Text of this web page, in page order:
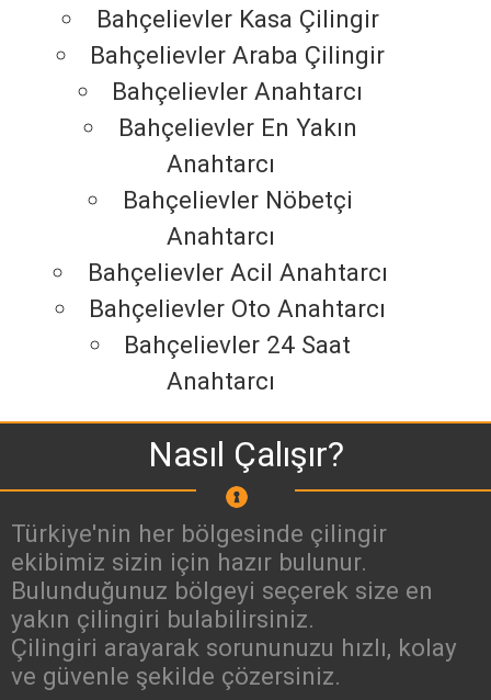
Bahçelievler Kasa Çilingir
Bahçelievler Araba Çilingir
Bahçelievler Anahtarcı
Bahçelievler En Yakın
Anahtarcı
Bahçelievler Nöbetçi
Anahtarcı
Bahçelievler Acil Anahtarcı
Bahçelievler Oto Anahtarcı
Bahçelievler 24 Saat
Anahtarcı
Nasıl Çalışır?
Türkiye'nin her bölgesinde çilingir
ekibimiz sizin için hazır bulunur.
Bulunduğunuz bölgeyi seçerek size en
yakın çilingiri bulabilirsiniz.
Çilingiri arayarak sorununuzu hızlı, kolay
ve güvenle şekilde çözersiniz.